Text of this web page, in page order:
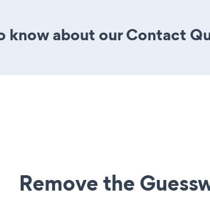
know about our Contact
Remove the